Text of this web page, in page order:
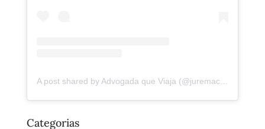
A post shared by Advogada que Viaja (@juremacintra)
Categorias